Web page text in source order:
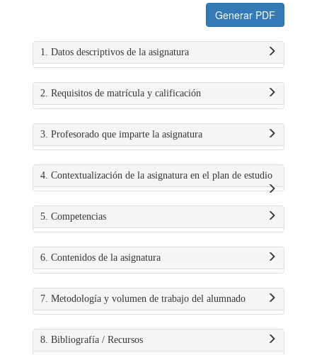
Generar PDF
1. Datos descriptivos de la asignatura
2. Requisitos de matrícula y calificación
3. Profesorado que imparte la asignatura
4. Contextualización de la asignatura en el plan de estudio
5. Competencias
6. Contenidos de la asignatura
7. Metodología y volumen de trabajo del alumnado
8. Bibliografía / Recursos